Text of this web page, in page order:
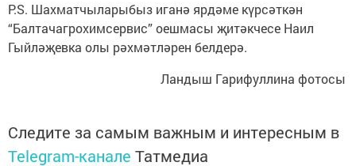
P.S. Шахматчыларыбыз иганә ярдәме күрсәткән
“Балтачагрохимсервис” оешмасы җитәкчесе Наил
Гыйләҗевка олы рәхмәтләрен белдерә.
Ландыш Гарифуллина фотосы
Следите за самым важным и интересным в
Telegram-канале Татмедиа